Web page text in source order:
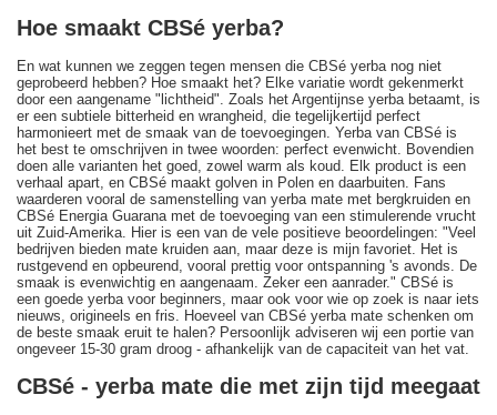
Hoe smaakt CBSé yerba?
En wat kunnen we zeggen tegen mensen die CBSé yerba nog niet
geprobeerd hebben? Hoe smaakt het? Elke variatie wordt gekenmerkt
door een aangename "lichtheid". Zoals het Argentijnse yerba betaamt, is
er een subtiele bitterheid en wrangheid, die tegelijkertijd perfect
harmonieert met de smaak van de toevoegingen. Yerba van CBSé is
het best te omschrijven in twee woorden: perfect evenwicht. Bovendien
doen alle varianten het goed, zowel warm als koud. Elk product is een
verhaal apart, en CBSé maakt golven in Polen en daarbuiten. Fans
waarderen vooral de samenstelling van yerba mate met bergkruiden en
CBSé Energia Guarana met de toevoeging van een stimulerende vrucht
uit Zuid-Amerika. Hier is een van de vele positieve beoordelingen: "Veel
bedrijven bieden mate kruiden aan, maar deze is mijn favoriet. Het is
rustgevend en opbeurend, vooral prettig voor ontspanning 's avonds. De
smaak is evenwichtig en aangenaam. Zeker een aanrader." CBSé is
een goede yerba voor beginners, maar ook voor wie op zoek is naar iets
nieuws, origineels en fris. Hoeveel van CBSé yerba mate schenken om
de beste smaak eruit te halen? Persoonlijk adviseren wij een portie van
ongeveer 15-30 gram droog - afhankelijk van de capaciteit van het vat.
CBSé - yerba mate die met zijn tijd meegaat